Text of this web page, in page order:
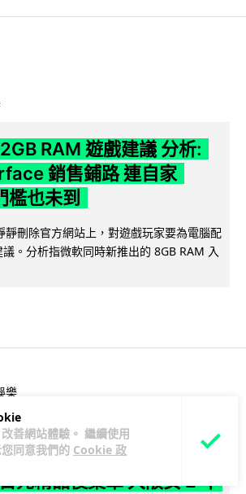
善網站體驗。 繼續使用
同意我們的 Cookie 政
RAM 遊戲建議 分析:
銷售鋪路 連自家
也未到
刪除官方網站上，對遊戲玩家要為電腦配
。分析指微軟同時新推出的 8GB RAM 入
樂
元精品後棄單 大阪女 2 年